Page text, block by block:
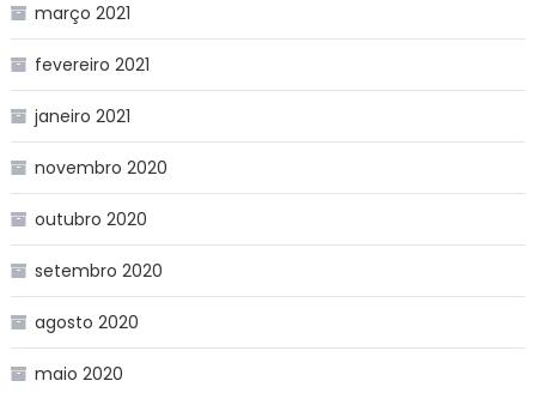
março 2021
fevereiro 2021
janeiro 2021
novembro 2020
outubro 2020
setembro 2020
agosto 2020
maio 2020